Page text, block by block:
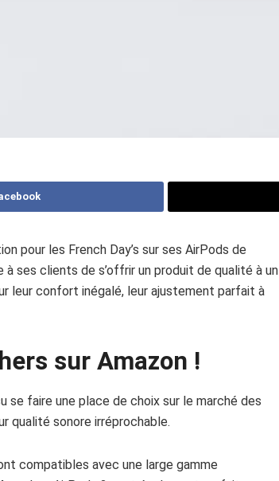
pour les French Day’s sur ses AirPods de
ses clients de s’offrir un produit de qualité à un
leur confort inégalé, leur ajustement parfait à
sur Amazon !
se faire une place de choix sur le marché des
qualité sonore irréprochable.
compatibles avec une large gamme